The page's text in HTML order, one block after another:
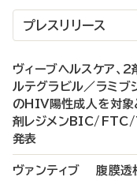
プレスリリース
ヴィーブヘルスケア、2
ルテグラビル／ラミブ
のHIV陽性成人を対象
剤レジメンBIC/FTC/
発表
ヴァンティブ 腹膜透